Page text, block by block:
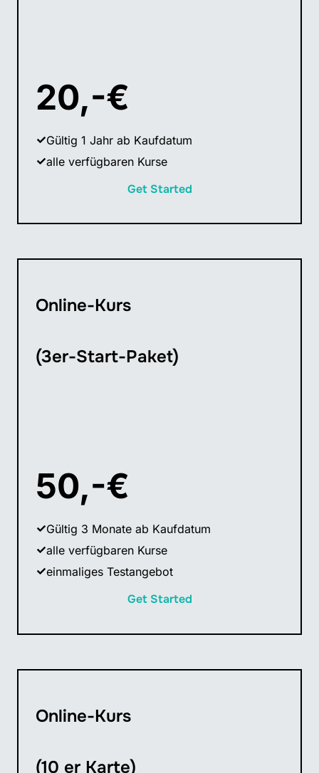
20,-€
Gültig 1 Jahr ab Kaufdatum
alle verfügbaren Kurse
Get Started
Online-Kurs
(3er-Start-Paket)
50,-€
Gültig 3 Monate ab Kaufdatum
alle verfügbaren Kurse
einmaliges Testangebot
Get Started
Online-Kurs
(10 er Karte)